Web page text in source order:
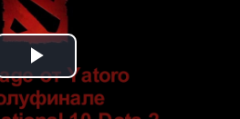
Play Video